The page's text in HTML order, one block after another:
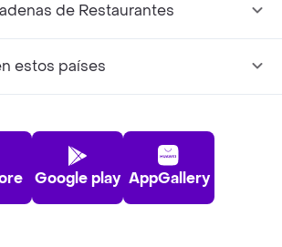
de Restaurantes
estos países
Google play AppGallery